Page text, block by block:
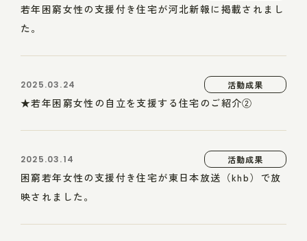
若年困窮女性の支援付き住宅が河北新報に掲載されまし
た。
2025.03.24 活動成果
★若年困窮女性の自立を支援する住宅のご紹介②
2025.03.14 活動成果
困窮若年女性の支援付き住宅が東日本放送（khb）で放
映されました。